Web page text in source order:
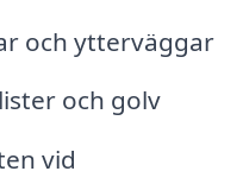
och ytterväggar
och golv
vid